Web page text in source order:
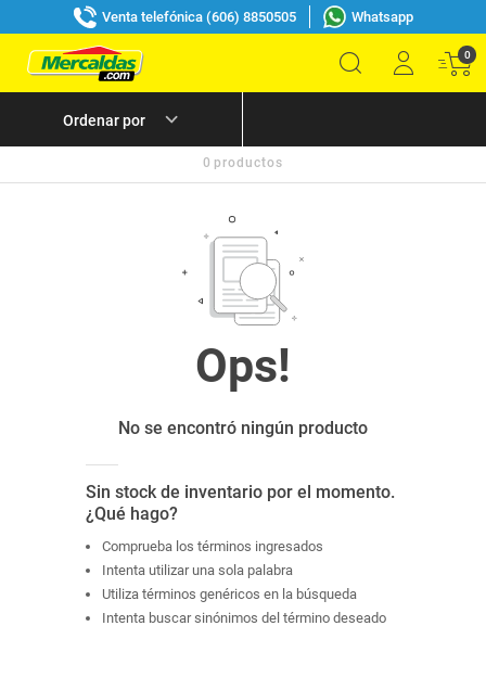
Venta telefónica (606) 8850505 Whatsapp
0
0 productos
No se encontró ningún producto
Sin stock de inventario por el momento.
¿Qué hago?
Comprueba los términos ingresados
Intenta utilizar una sola palabra
Utiliza términos genéricos en la búsqueda
Intenta buscar sinónimos del término deseado